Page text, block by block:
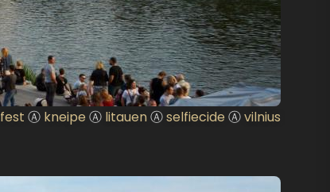
fest Ⓐ kneipe Ⓐ litauenⒶselfiecide Ⓐvilnius